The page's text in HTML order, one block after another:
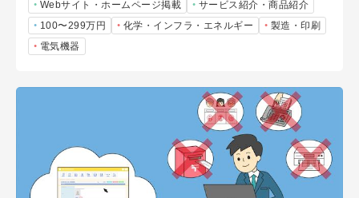
Webサイト・ホームページ掲載
サービス紹介・商品紹介
100〜299万円
化学・インフラ・エネルギー
製造・印刷
電気機器